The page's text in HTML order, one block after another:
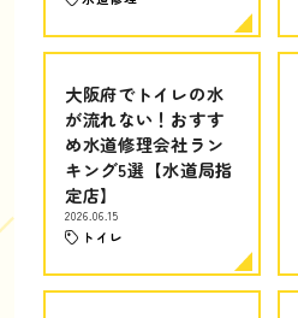
大阪府でトイレの水
が流れない！おすす
め水道修理会社ラン
キング5選【水道局指
定店】
2026.06.15
トイレ